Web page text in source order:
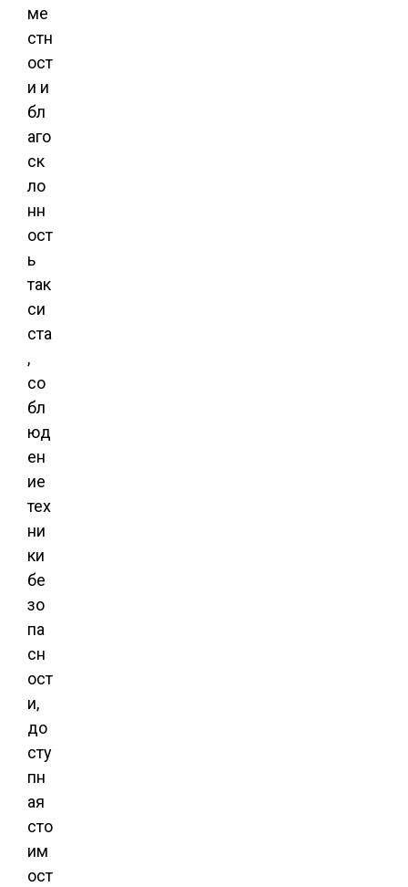
ме
стн
ост
и и
бл
аго
ск
ло
нн
ост
ь
так
си
ста
,
со
бл
юд
ен
ие
тех
ни
ки
бе
зо
па
сн
ост
и,
до
сту
пн
ая
сто
им
ост